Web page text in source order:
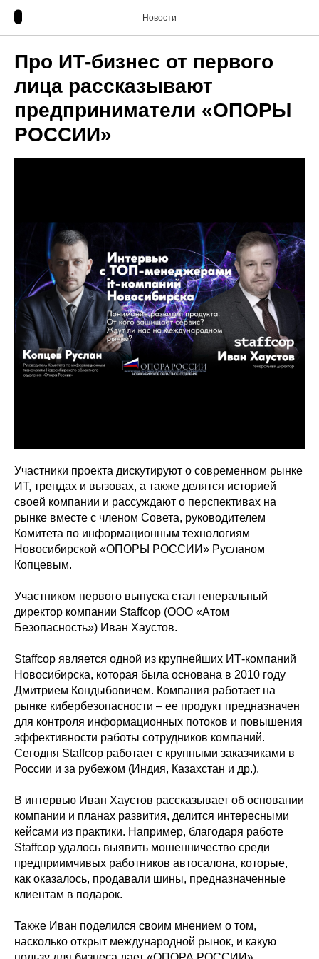
Новости
Про ИТ-бизнес от первого
лица рассказывают
предприниматели «ОПОРЫ
РОССИИ»
Участники проекта дискутируют о современном рынке
ИТ, трендах и вызовах, а также делятся историей
своей компании и рассуждают о перспективах на
рынке вместе с членом Совета, руководителем
Комитета по информационным технологиям
Новосибирской «ОПОРЫ РОССИИ» Русланом
Копцевым.
Участником первого выпуска стал генеральный
директор компании Staffcop (ООО «Атом
Безопасность») Иван Хаустов.
Staffcop является одной из крупнейших ИТ-компаний
Новосибирска, которая была основана в 2010 году
Дмитрием Кондыбовичем. Компания работает на
рынке кибербезопасности – ее продукт предназначен
для контроля информационных потоков и повышения
эффективности работы сотрудников компаний.
Сегодня Staffcop работает с крупными заказчиками в
России и за рубежом (Индия, Казахстан и др.).
В интервью Иван Хаустов рассказывает об основании
компании и планах развития, делится интересными
кейсами из практики. Например, благодаря работе
Staffcop удалось выявить мошенничество среди
предприимчивых работников автосалона, которые,
как оказалось, продавали шины, предназначенные
клиентам в подарок.
Также Иван поделился своим мнением о том,
насколько открыт международной рынок, и какую